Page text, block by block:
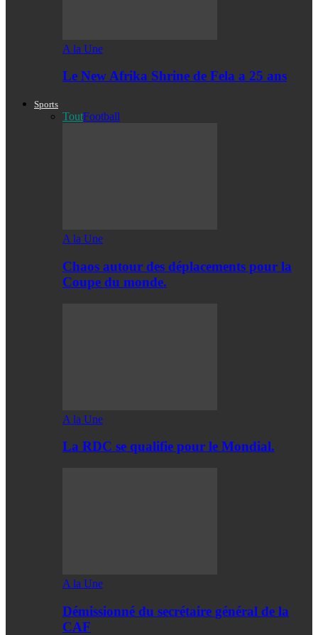
A la Une
Le New Afrika Shrine de Fela a 25 ans
Sports
ToutFootball
A la Une
Chaos autour des déplacements pour la
Coupe du monde.
A la Une
La RDC se qualifie pour le Mondial.
A la Une
Démissionné du secrétaire général de la
CAF